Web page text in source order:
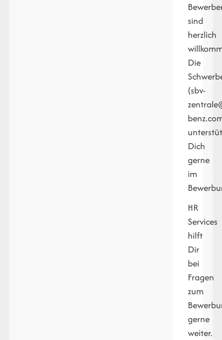
sind
herzlich
Die
(sbv-
Dich
gerne
im
HR
Services
hilft
Dir
bei
Fragen
zum
gerne
weiter.